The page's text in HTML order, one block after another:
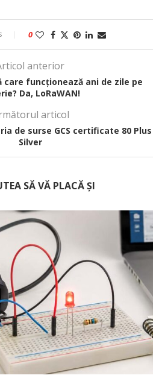
0
anterior
care funcționează ani de zile pe
Da, LoRaWAN!
articol
de surse GCS certificate 80 Plus
Silver
SĂ VĂ PLACĂ ȘI